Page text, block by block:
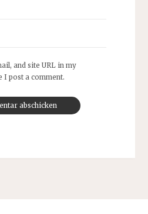
and site URL in my
post a comment.